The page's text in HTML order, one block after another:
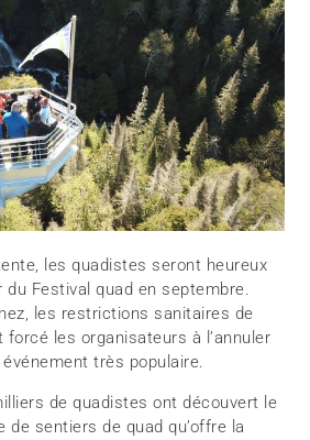
les quadistes seront heureux
du Festival quad en septembre.
les restrictions sanitaires de
forcé les organisateurs à l’annuler
très populaire.
de quadistes ont découvert le
de sentiers de quad qu’offre la